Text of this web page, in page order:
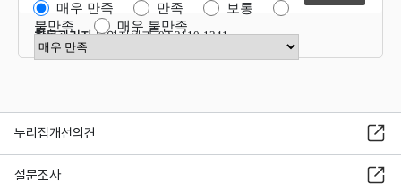
매우 만족 만족
보통
불만족
매우 불만족
만족도 점수 선택
항목관리자운영지원과 02-2110-1341
누리집개선의견
설문조사